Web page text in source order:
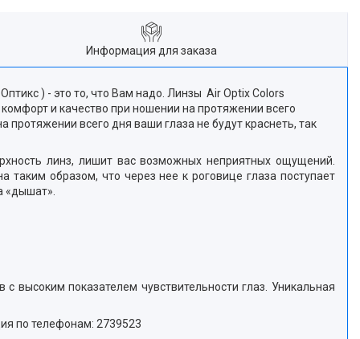
Информация для заказа
) - это то, что Вам надо. Линзы Air Optix Colors
и качество при ношении на протяжении всего
всего дня ваши глаза не будут краснеть, так
линз, лишит вас возможных неприятных ощущений.
таким образом, что через нее к роговице глаза поступает
«дышат».
высоким показателем чувствительности глаз. Уникальная
по телефонам: 2739523